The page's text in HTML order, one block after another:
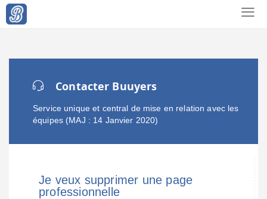
Contacter Buuyers
Service unique et central de mise en relation avec les
équipes (MAJ : 14 Janvier 2020)
Je veux supprimer une page
professionnelle